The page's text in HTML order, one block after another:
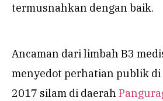
termusnahkan dengan baik.
Ancaman dari limbah B3
menyedot perhatian publik di
2017 silam di daerah